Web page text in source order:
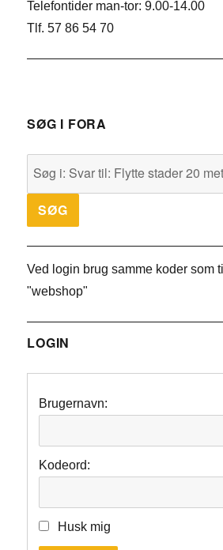
Telefontider man-tor: 9.00-14.00
Tlf. 57 86 54 70
SØG I FORA
Ved login brug samme koder som
"webshop"
LOGIN
Brugernavn:
Kodeord:
Husk mig